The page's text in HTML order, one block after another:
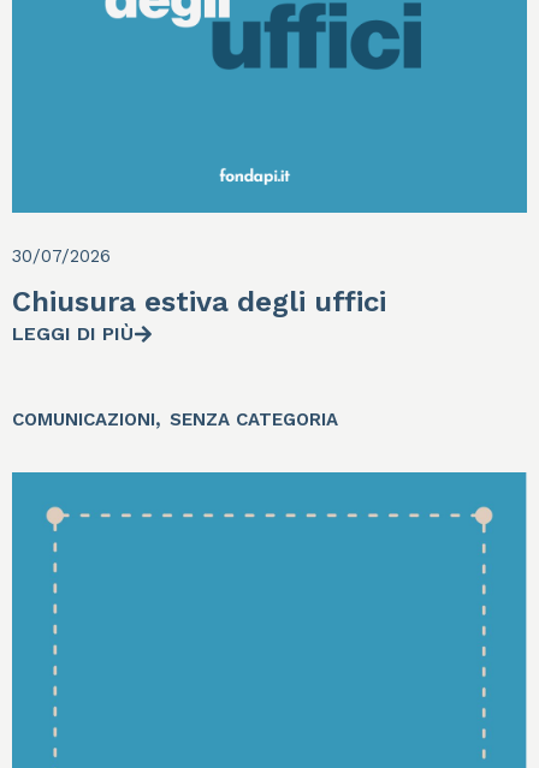
30/07/2026
Chiusura estiva degli uffici
LEGGI DI PIÙ
COMUNICAZIONI, SENZA CATEGORIA